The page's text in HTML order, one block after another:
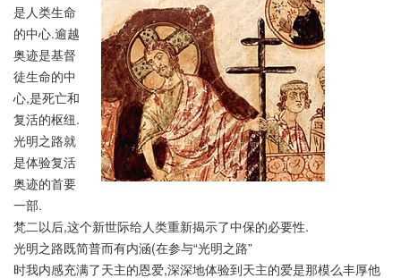
是人类生命
的中心.逾越
奥迹是基督
徒生命的中
心,是死亡和
复活的枢纽.
光明之路就
是体验复活
奥迹的首要
一部.
梵二以后,这个新世际给人类重新揭示了中保的必要性.
光明之路既简普而有内涵(在参与“光明之路”
时我内感充满了天主的恩爱,深深地体验到天主的爱是那模么丰厚他